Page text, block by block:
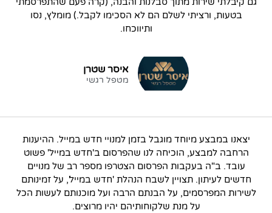
בטעות, ורציתי לשלם הם לא הסכימו לקבל.) מומלץ, נסו
ותיווכחו.
איסר שטרן
מטפל רגשי
יצאנו במבצע מיוחד מוגבל בזמן למנויי חדש במייל. ההיענות
הרחבה למבצע, הוכיחה לנו שהפרסום ב'חדש במייל' פשוט
עובד. ב"ה בעקבות הפרסום הצטרפו מספר רב של מנויים
חדשים לעיתון. תצויין לשבח הנהלת 'חדש במייל', על זמינותם
לשירות המפרסמים, על הבנתם הרבה ועל מוכנותם לעשות הכל
על מנת שלקוחותיהם יהיו מרוצים.